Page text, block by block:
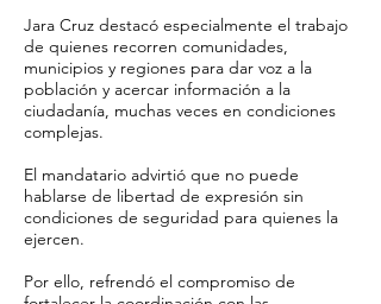
Jara Cruz destacó especialmente el trabajo
de quienes recorren comunidades,
municipios y regiones para dar voz a la
población y acercar información a la
ciudadanía, muchas veces en condiciones
complejas.
El mandatario advirtió que no puede
hablarse de libertad de expresión sin
condiciones de seguridad para quienes la
ejercen.
Por ello, refrendó el compromiso de